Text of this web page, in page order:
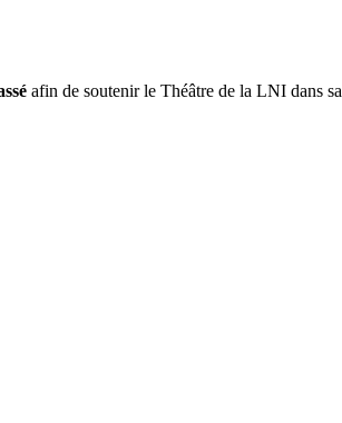
afin de soutenir le Théâtre de la LNI dans sa